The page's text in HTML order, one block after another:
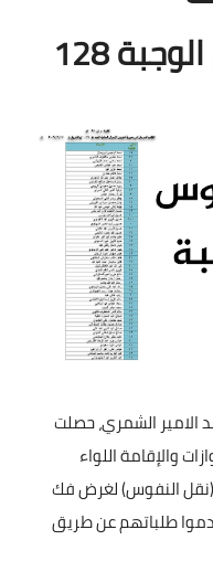
اسماء نقل النفوس الوجبة 128
الامير الشمري، حصلت
والإقامة اللواء
(نقل النفوس) لغرض فك
طلباتهم عن طريق